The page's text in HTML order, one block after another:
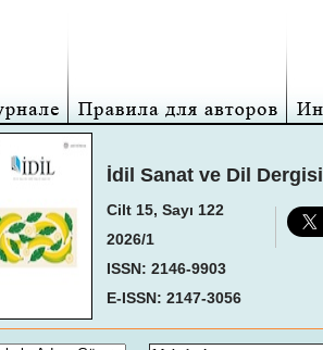
İdil Sanat ve Dil Dergisi
Cilt 15, Sayı 122
2026/1
ISSN: 2146-9903
E-ISSN: 2147-3056